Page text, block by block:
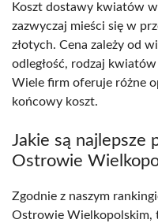
Koszt dostawy kwiatów
zazwyczaj mieści się w
złotych. Cena zależy od
odległość, rodzaj
Wiele firm oferuje różne
końcowy koszt.
Jakie są najlepsze
Ostrowie
Zgodnie z naszym
Ostrowie Wielkopolskim,